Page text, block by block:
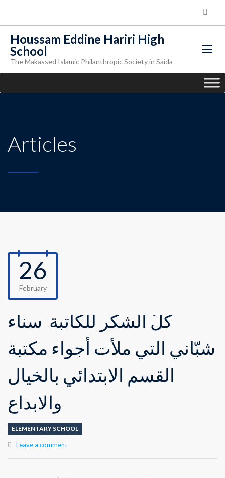
Houssam Eddine Hariri High
School
The Makassed Islamic Philanthropic Society in Saida
Articles
26
February
كلّ الشكر للكاتبة ⁧‫ سناء
شبّاني‬⁩ التي ملأت أجواء مكتبة
القسم الابتدائي بالخيال
والابداع
ELEMENTARY SCHOOL
Leave a comment